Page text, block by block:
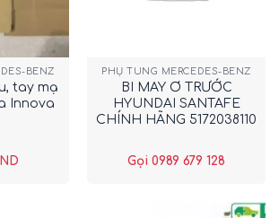
BENZ
tay mạ
Innova
PHỤ TÙNG MERCEDES-BENZ
BI MAY Ơ TRƯỚC
HYUNDAI SANTAFE
CHÍNH HÃNG 5172038110
Gọi 0989 679 128